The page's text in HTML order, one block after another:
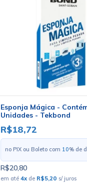
Esponja Mágica -
Unidades - Tekbond
R$18,72
no PIX ou Boleto com 10% de
R$20,80
em até 4xde R$5,20 s/ juros